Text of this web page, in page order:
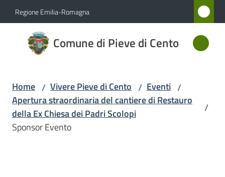
Vai al contenuto
Vai alla navigazione
Vai al footer
Regione Emilia-Romagna
Comune di Pieve di Cento
Comune
di Pieve
Amministrazione
Home / Vivere Pieve di Cento / Eventi /
Apertura straordinaria del cantiere di Restauro
della Ex Chiesa dei Padri Scolopi
/
Sponsor Evento